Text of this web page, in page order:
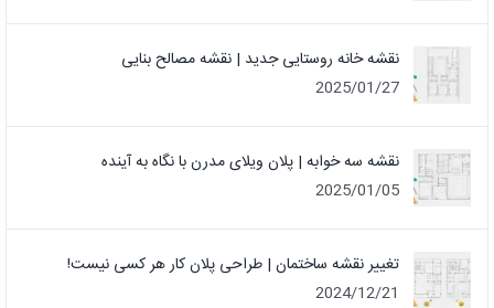
نقشه خانه روستایی جدید | نقشه مصالح بنایی
2025/01/27
نقشه سه خوابه | پلان ویلای مدرن با نگاه به آینده
2025/01/05
تغییر نقشه ساختمان | طراحی پلان کار هر کسی نیست!
2024/12/21